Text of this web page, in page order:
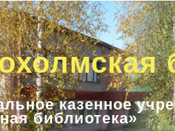
казенное
библиотека»